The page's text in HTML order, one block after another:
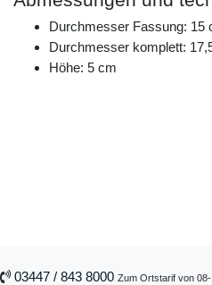
Durchmesser Fassung: 15
Durchmesser komplett:
Höhe: 5 cm
03447 / 843 8000 Zum Ortstarif von